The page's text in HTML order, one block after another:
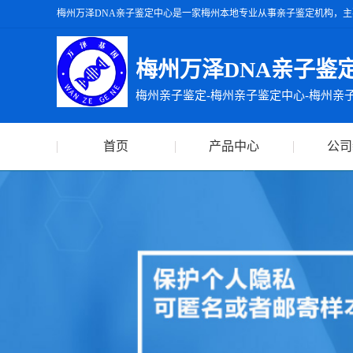
梅州万泽DNA亲子鉴定中心是一家梅州本地专业从事亲子鉴定机构，
州万泽DNA亲子鉴定中心出具的亲子鉴定报告准确率达99.99%，出
梅州万泽DNA亲子鉴
梅州亲子鉴定-梅州亲子鉴定中心-梅州亲
首页 产品中心 公